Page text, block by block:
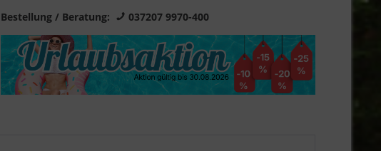
Bestellung / Beratung: 037207 9970-400